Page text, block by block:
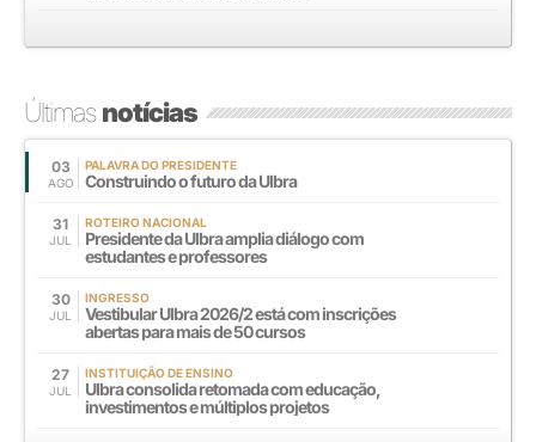
Últimasnotícias
03
AGO
PALAVRA DO PRESIDENTE
Construindo o futuro da Ulbra
31
JUL
ROTEIRO NACIONAL
Presidente da Ulbra amplia diálogo com
estudantes e professores
30
JUL
INGRESSO
Vestibular Ulbra 2026/2 está com inscrições
abertas para mais de 50 cursos
27
JUL
INSTITUIÇÃO DE ENSINO
Ulbra consolida retomada com educação,
investimentos e múltiplos projetos